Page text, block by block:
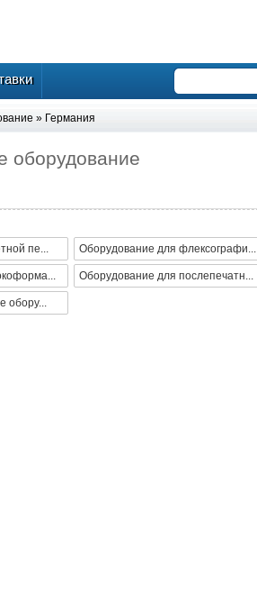
» Германия
оборудование
пе... Оборудование для флексографи...
Оборудование для послепечатн...
обору...